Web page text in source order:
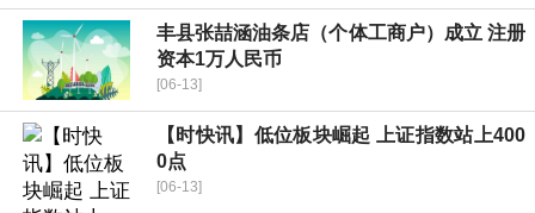
丰县张喆涵油条店（个体工商户）成立 注册
资本1万人民币
[06-13]
【时快讯】低位板块崛起 上证指数站上400
0点
[06-13]